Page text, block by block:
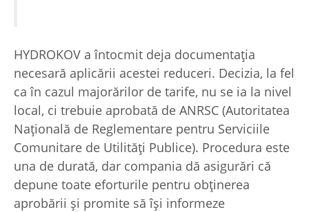
HYDROKOV a întocmit deja documentația
necesară aplicării acestei reduceri. Decizia, la fel
ca în cazul majorărilor de tarife, nu se ia la nivel
local, ci trebuie aprobată de ANRSC (Autoritatea
Națională de Reglementare pentru Serviciile
Comunitare de Utilități Publice). Procedura este
una de durată, dar compania dă asigurări că
depune toate eforturile pentru obținerea
aprobării și promite să își informeze